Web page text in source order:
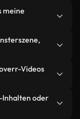
eindeutig
was Sie
meine
Versionen
Formate,
während
und
im
Beschreiben Sie
generiert
Video für
Videos
Alle
lizenzfrei
Inhalten oder